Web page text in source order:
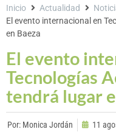
El evento
Tecnologías
tendrá lugar
Inicio Actualidad
El evento internacional en
en Baeza
Por: Monica Jordán 11